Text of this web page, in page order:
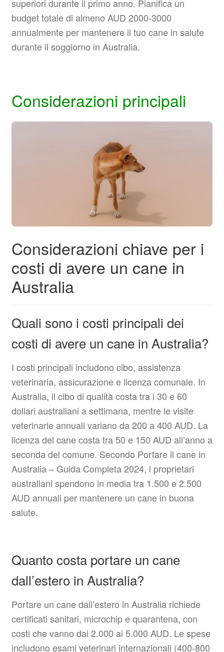
superiori durante il primo anno. Pianifica un
budget totale di almeno AUD 2000-3000
annualmente per mantenere il tuo cane in salute
durante il soggiorno in Australia.
Considerazioni principali
Considerazioni chiave per i
costi di avere un cane in
Australia
Quali sono i costi principali dei
costi di avere un cane in Australia?
I costi principali includono cibo, assistenza
veterinaria, assicurazione e licenza comunale. In
Australia, il cibo di qualità costa tra i 30 e 60
dollari australiani a settimana, mentre le visite
veterinarie annuali variano da 200 a 400 AUD. La
licenza del cane costa tra 50 e 150 AUD all’anno a
seconda del comune. Secondo Portare il cane in
Australia – Guida Completa 2024, i proprietari
australiani spendono in media tra 1.500 e 2.500
AUD annuali per mantenere un cane in buona
salute.
Quanto costa portare un cane
dall’estero in Australia?
Portare un cane dall’estero in Australia richiede
certificati sanitari, microchip e quarantena, con
costi che vanno dai 2.000 ai 5.000 AUD. Le spese
includono esami veterinari internazionali (400-800